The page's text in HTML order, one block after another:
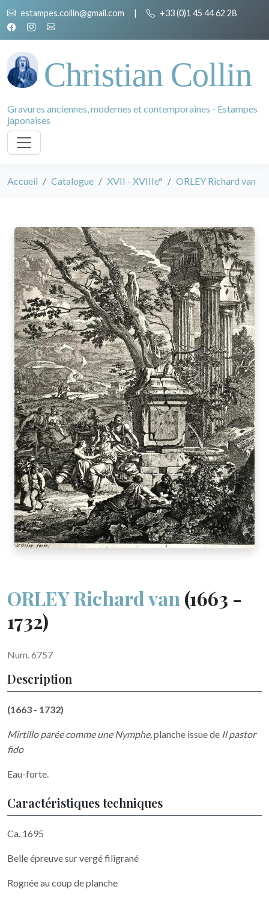
estampes.collin@gmail.com | +33 (0)1 45 44 62 28
Christian Collin
Gravures anciennes, modernes et contemporaines - Estampes
japonaises
Accueil Catalogue XVII - XVIIIe° ORLEY Richard van
ORLEY Richard van (1663 -
1732)
Num. 6757
Description
(1663 - 1732)
Mirtillo parée comme une Nymphe,planche issue de Il pastor
fido
Eau-forte.
Caractéristiques techniques
Ca. 1695
Belle épreuve sur vergé filigrané
Rognée au coup de planche